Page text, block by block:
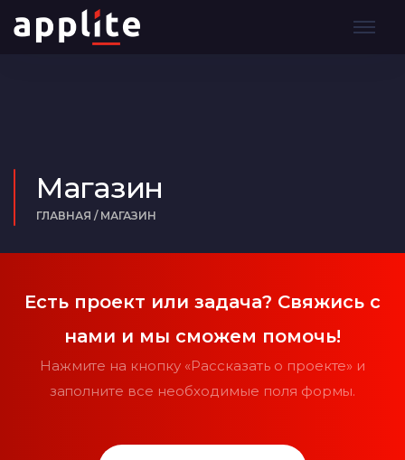
Магазин
ГЛАВНАЯ /МАГАЗИН
Есть проект или задача? Свяжись с
нами и мы сможем помочь!
Нажмите на кнопку «Рассказать о проекте» и
заполните все необходимые поля формы.